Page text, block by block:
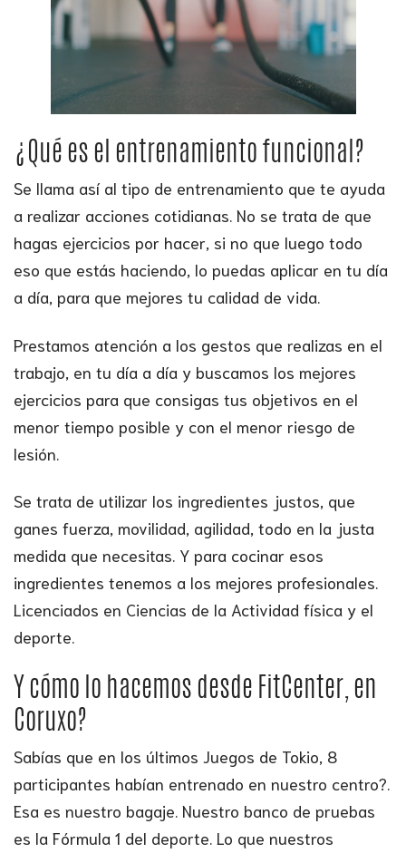
¿Qué es el entrenamiento funcional?
Se llama así al tipo de entrenamiento que te ayuda
a realizar acciones cotidianas. No se trata de que
hagas ejercicios por hacer, si no que luego todo
eso que estás haciendo, lo puedas aplicar en tu día
a día, para que mejores tu calidad de vida.
Prestamos atención a los gestos que realizas en el
trabajo, en tu día a día y buscamos los mejores
ejercicios para que consigas tus objetivos en el
menor tiempo posible y con el menor riesgo de
lesión.
Se trata de utilizar los ingredientes justos, que
ganes fuerza, movilidad, agilidad, todo en la justa
medida que necesitas. Y para cocinar esos
ingredientes tenemos a los mejores profesionales.
Licenciados en Ciencias de la Actividad física y el
deporte.
Y cómo lo hacemos desde FitCenter, en
Coruxo?
Sabías que en los últimos Juegos de Tokio, 8
participantes habían entrenado en nuestro centro?.
Esa es nuestro bagaje. Nuestro banco de pruebas
es la Fórmula 1 del deporte. Lo que nuestros